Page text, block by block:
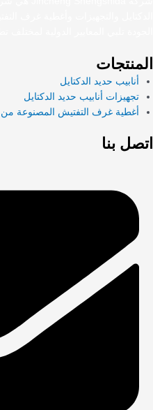
المنتجات
أنابيب حديد الدكتايل
تجهيزات أنابيب حديد الدكتايل
أغطية غرف التفتيش المصنوعة من
اتصل بنا